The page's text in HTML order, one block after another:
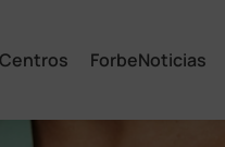
Centros ForbeNoticias